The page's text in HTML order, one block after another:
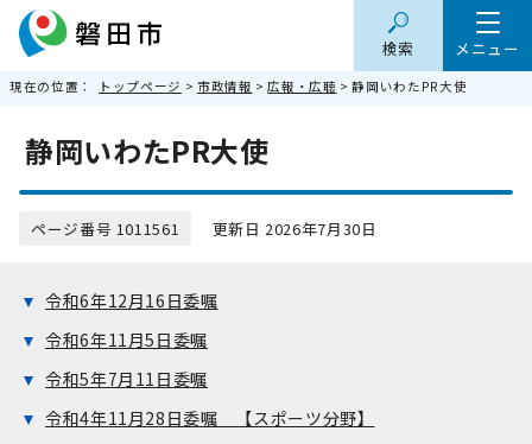
メニュー
検索
現在の位置： トップページ > 市政情報 >広報・広聴 > 静岡いわたPR大使
静岡いわたPR大使
ページ番号 1011561 更新日 2026年7月30日
令和6年12月16日委嘱
令和6年11月5日委嘱
令和5年7月11日委嘱
令和4年11月28日委嘱 【スポーツ分野】